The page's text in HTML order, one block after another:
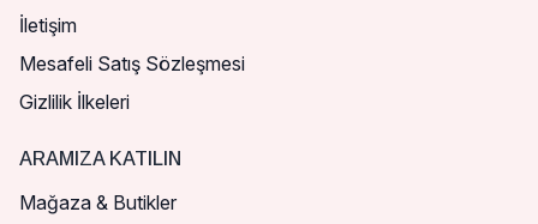
İletişim
Mesafeli Satış Sözleşmesi
Gizlilik İlkeleri
ARAMIZA KATILIN
Mağaza & Butikler